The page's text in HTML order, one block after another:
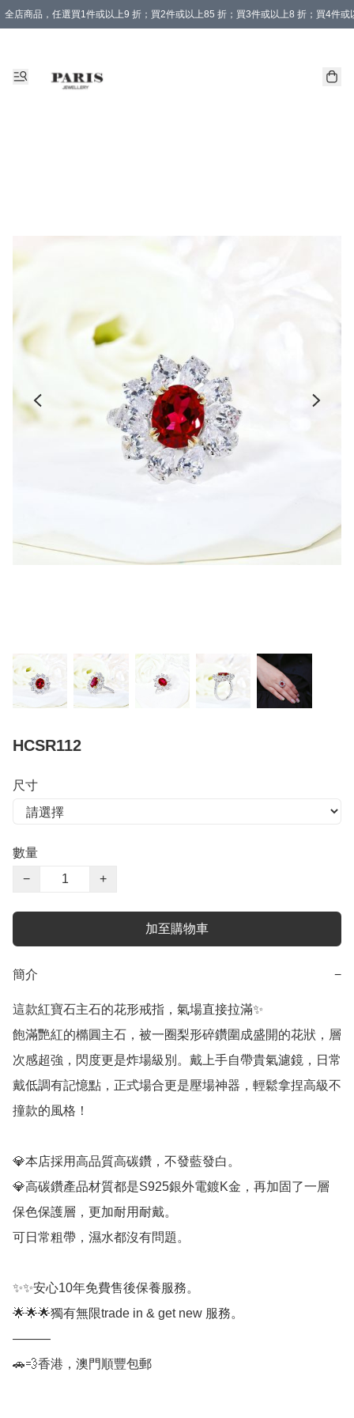
全店商品，任選買1件或以上9 折；買2件或以上85 折；買3件或以上8 折；買4件或
HCSR112
尺寸
數量
−
+
加至購物車
簡介 −
這款紅寶石主石的花形戒指，氣場直接拉滿✨
飽滿艷紅的橢圓主石，被一圈梨形碎鑽圍成盛開的花狀，層
次感超強，閃度更是炸場級別。戴上手自帶貴氣濾鏡，日常
戴低調有記憶點，正式場合更是壓場神器，輕鬆拿捏高級不
撞款的風格！
💎本店採用高品質高碳鑽，不發藍發白。
💎高碳鑽產品材質都是S925銀外電鍍K金，再加固了一層
保色保護層，更加耐用耐戴。
可日常粗帶，濕水都沒有問題。
✨✨安心10年免費售後保養服務。
🌟🌟🌟獨有無限trade in & get new 服務。
———
🚗💨香港，澳門順豐包郵